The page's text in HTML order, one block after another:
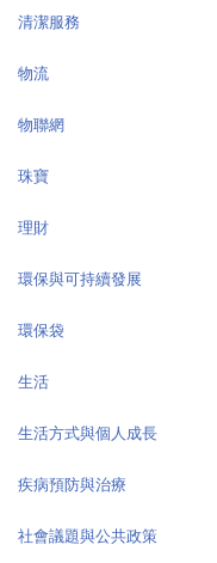
清潔服務
物流
物聯網
珠寶
理財
環保與可持續發展
環保袋
生活
生活方式與個人成長
疾病預防與治療
社會議題與公共政策